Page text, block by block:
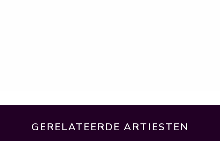
GERELATEERDE ARTIESTEN